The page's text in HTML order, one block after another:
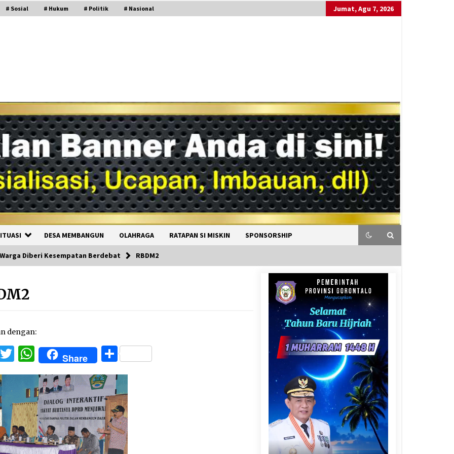
# Sosial # Hukum # Politik # Nasional Jumat, Agu 7, 2026
DESA MEMBANGUN OLAHRAGA RATAPAN SI MISKIN SPONSORSHIP
Diberi Kesempatan Berdebat RBDM2
dengan:
Twitter
WhatsApp
Share Share